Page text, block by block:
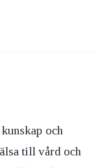
och
till vård och